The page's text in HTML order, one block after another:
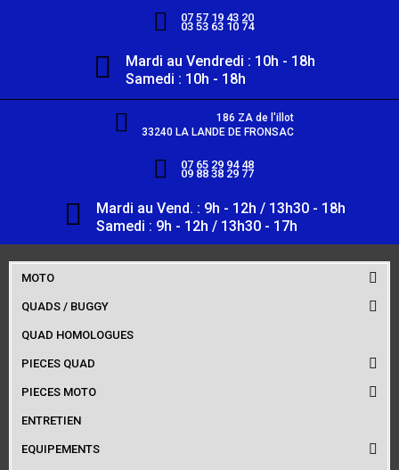
07 57 19 43 20
03 53 63 10 74
Mardi au Vendredi : 10h - 18h
Samedi : 10h - 18h
186 ZA de l'illot
33240 LA LANDE DE FRONSAC
07 65 29 94 48
09 88 38 29 77
Mardi au Vend. : 9h - 12h / 13h30 - 18h
Samedi : 9h - 12h / 13h30 - 17h
MOTO
QUADS / BUGGY
QUAD HOMOLOGUES
PIECES QUAD
PIECES MOTO
ENTRETIEN
EQUIPEMENTS